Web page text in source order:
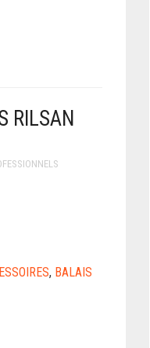
RILSAN
, BALAIS